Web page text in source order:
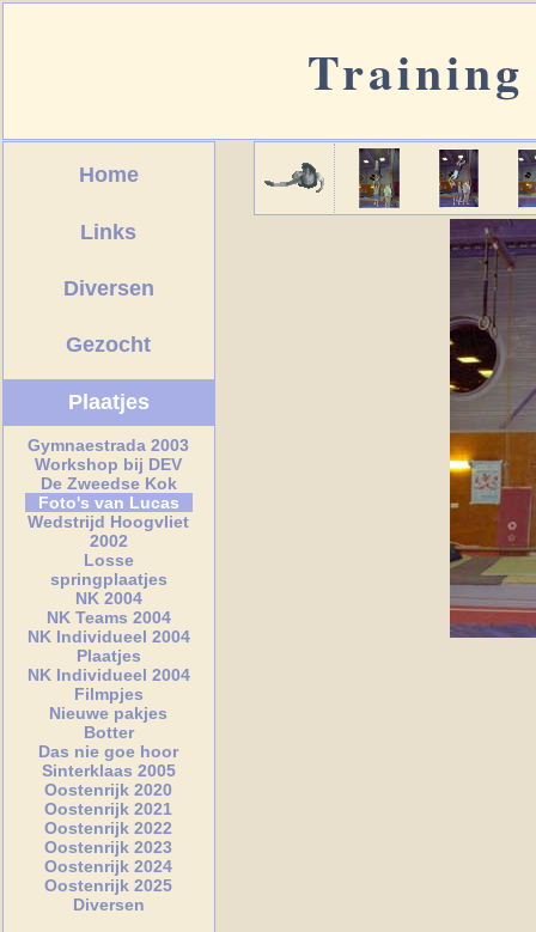
Training
Home
Links
Diversen
Gezocht
Plaatjes
Gymnaestrada 2003
Workshop bij DEV
De Zweedse Kok
Foto's van Lucas
Wedstrijd Hoogvliet
2002
Losse
springplaatjes
NK 2004
NK Teams 2004
NK Individueel 2004
Plaatjes
NK Individueel 2004
Filmpjes
Nieuwe pakjes
Botter
Das nie goe hoor
Sinterklaas 2005
Oostenrijk 2020
Oostenrijk 2021
Oostenrijk 2022
Oostenrijk 2023
Oostenrijk 2024
Oostenrijk 2025
Diversen